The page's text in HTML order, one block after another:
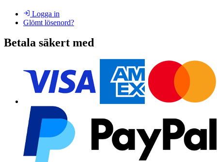
Logga in
Glömt lösenord?
Betala säkert med